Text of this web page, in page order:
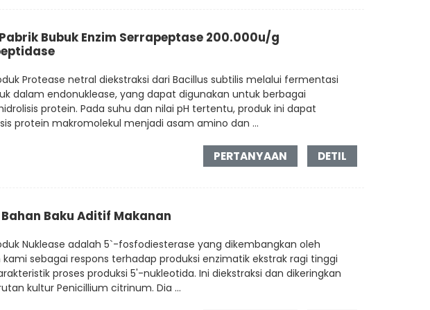
Bubuk Enzim Serrapeptase 200.000u/g
Protease netral diekstraksi dari Bacillus subtilis melalui fermentasi
dalam endonuklease, yang dapat digunakan untuk berbagai
protein. Pada suhu dan nilai pH tertentu, produk ini dapat
protein makromolekul menjadi asam amino dan ...
PERTANYAAN DETIL
Baku Aditif Makanan
Nuklease adalah 5`-fosfodiesterase yang dikembangkan oleh
sebagai respons terhadap produksi enzimatik ekstrak ragi tinggi
proses produksi 5'-nukleotida. Ini diekstraksi dan dikeringkan
kultur Penicillium citrinum. Dia ...